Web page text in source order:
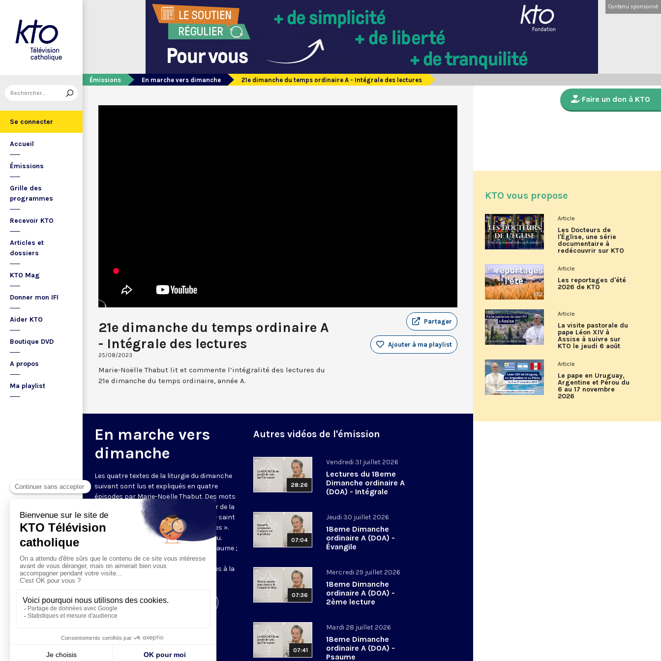
Se connecter
Accueil
Émissions
Grille des
programmes
Recevoir KTO
Articles et
dossiers
KTO Mag
Donner mon IFI
Aider KTO
Boutique DVD
A propos
Ma playlist
Contenu sponsorisé
Émissions En marche vers dimanche 21e dimanche du temps ordinaire A - Intégrale des lectures
21e dimanche du temps ordinaire A
- Intégrale des lectures
25/08/2023
Partager
Ajouter à ma playlist
Marie-Noëlle Thabut lit et commente l’intégralité des lectures du
21e dimanche du temps ordinaire, année A.
En marche vers
dimanche
Les quatre textes de la liturgie du dimanche
suivant sont lus et expliqués en quatre
épisodes par Marie-Noëlle Thabut. Des mots
simples et lumineux pour aller au cœur de la
Révélation biblique, entrer dans ce que saint
Luc appelle « l’intelligence des Écritures ».
Chaque jour, vivez avec la Parole de Dieu.
Lundi, la première lecture ; mardi, le psaume ;
mercredi, la deuxième lecture ; jeudi,
l’Évangile ; vendredi, les quatre épisodes à la
Visiter la page de l'émission
Autres vidéos de l'émission
28:26
Vendredi 31 juillet 2026
Lectures du 18eme
Dimanche ordinaire A
(DOA) - Intégrale
07:04
Jeudi 30 juillet 2026
18eme Dimanche
ordinaire A (DOA) -
Évangile
07:36
Mercredi 29 juillet 2026
18eme Dimanche
ordinaire A (DOA) -
2ème lecture
07:41
Mardi 28 juillet 2026
18eme Dimanche
ordinaire A (DOA) -
Psaume
Faire un don à KTO
KTO vous propose
Article
Les Docteurs de
l'Église, une série
documentaire à
redécouvrir sur KTO
Article
Les reportages d'été
2026 de KTO
Article
La visite pastorale du
pape Léon XIV à
Assise à suivre sur
KTO le jeudi 6 août
Article
Le pape en Uruguay,
Argentine et Pérou du
6 au 17 novembre
2026